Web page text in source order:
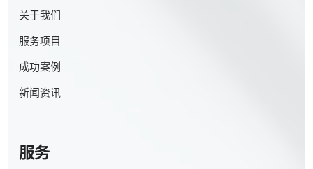
关于我们
服务项目
成功案例
新闻资讯
服务